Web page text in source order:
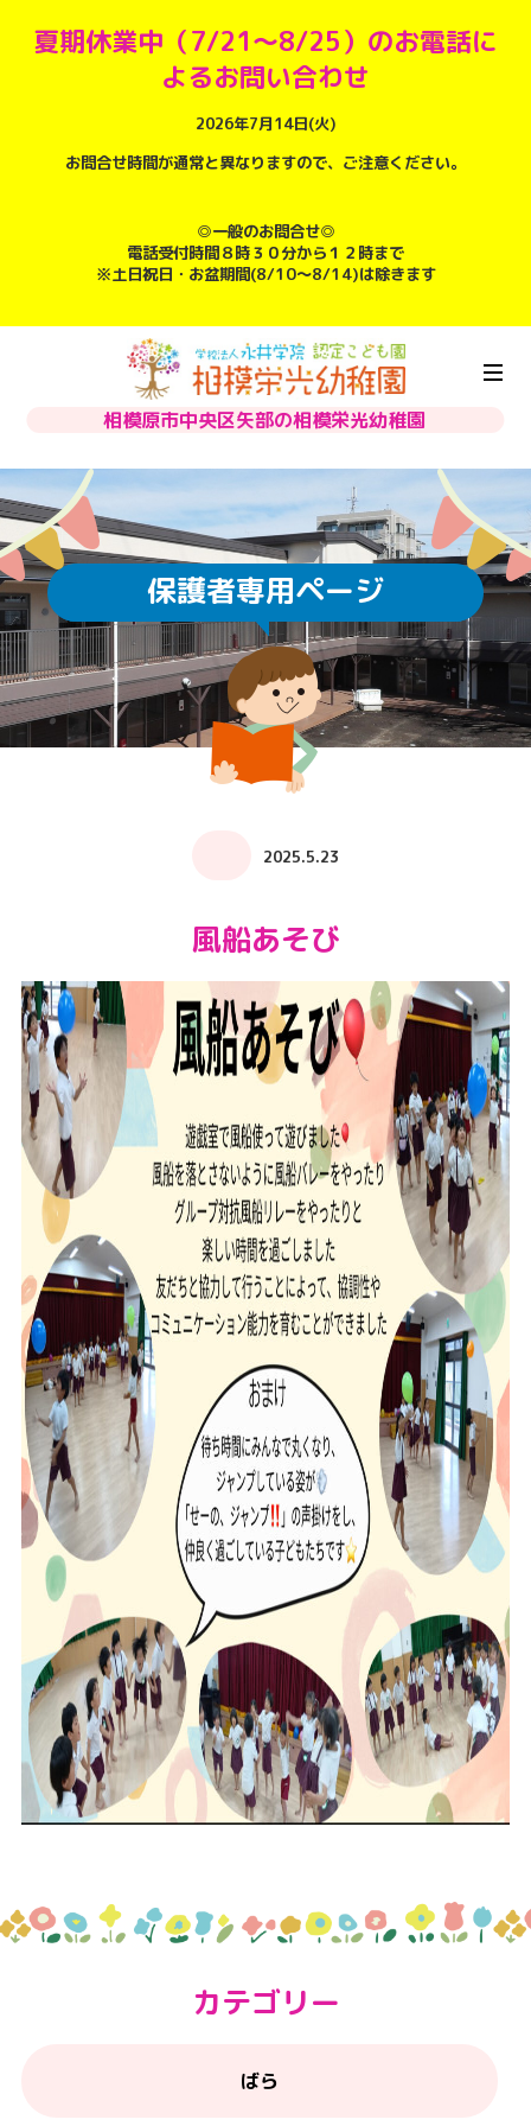
夏期休業中（7/21～8/25）のお電話に
よるお問い合わせ
2026年7月14日(火)
お問合せ時間が通常と異なりますので、ご注意ください。
◎一般のお問合せ◎
電話受付時間８時３０分から１２時まで
※土日祝日・お盆期間(8/10～8/14)は除きます
相模原市中央区矢部の相模栄光幼稚園
保護者専用ページ
2025.5.23
風船あそび
カテゴリー
ばら